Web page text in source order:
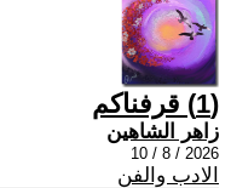
(1) قرفناكم
زاهر الشاهين
2026 / 8 / 10
الادب والفن